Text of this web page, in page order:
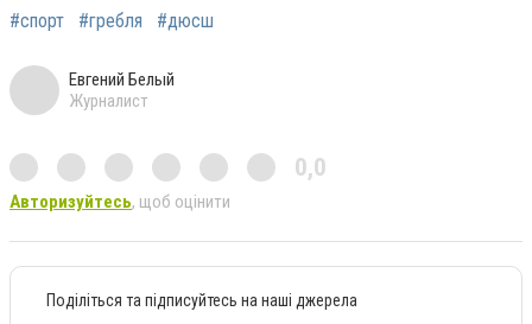
#спорт #гребля #дюсш
Евгений Белый
Журналист
0,0
Авторизуйтесь, щоб оцінити
Поділіться та підписуйтесь на наші джерела